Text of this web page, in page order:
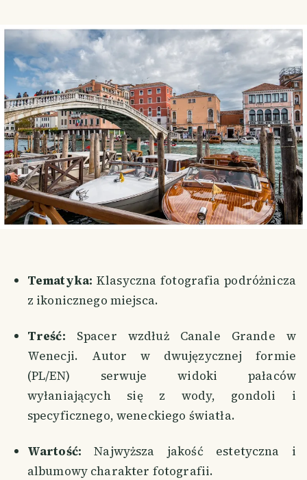
Tematyka: Klasyczna fotografia podróżnicza
z ikonicznego miejsca.
Treść: Spacer wzdłuż Canale Grande w
Wenecji. Autor w dwujęzycznej formie
(PL/EN) serwuje widoki pałaców
wyłaniających się z wody, gondoli i
specyficznego, weneckiego światła.
Wartość: Najwyższa jakość estetyczna i
albumowy charakter fotografii.